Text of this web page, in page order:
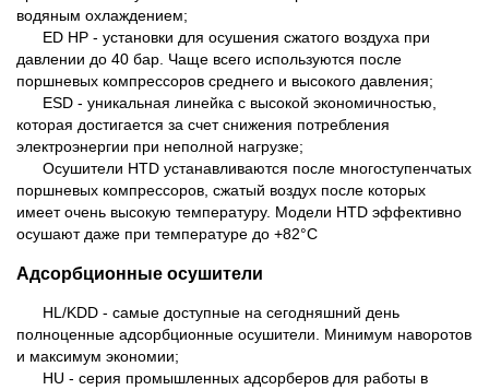
водяным охлаждением;
ED HP - установки для осушения сжатого воздуха при
давлении до 40 бар. Чаще всего используются после
поршневых компрессоров среднего и высокого давления;
ESD - уникальная линейка с высокой экономичностью,
которая достигается за счет снижения потребления
электроэнергии при неполной нагрузке;
Осушители HTD устанавливаются после многоступенчатых
поршневых компрессоров, сжатый воздух после которых
имеет очень высокую температуру. Модели HTD эффективно
осушают даже при температуре до +82°С
Адсорбционные осушители
HL/KDD - самые доступные на сегодняшний день
полноценные адсорбционные осушители. Минимум наворотов
и максимум экономии;
HU - серия промышленных адсорберов для работы в